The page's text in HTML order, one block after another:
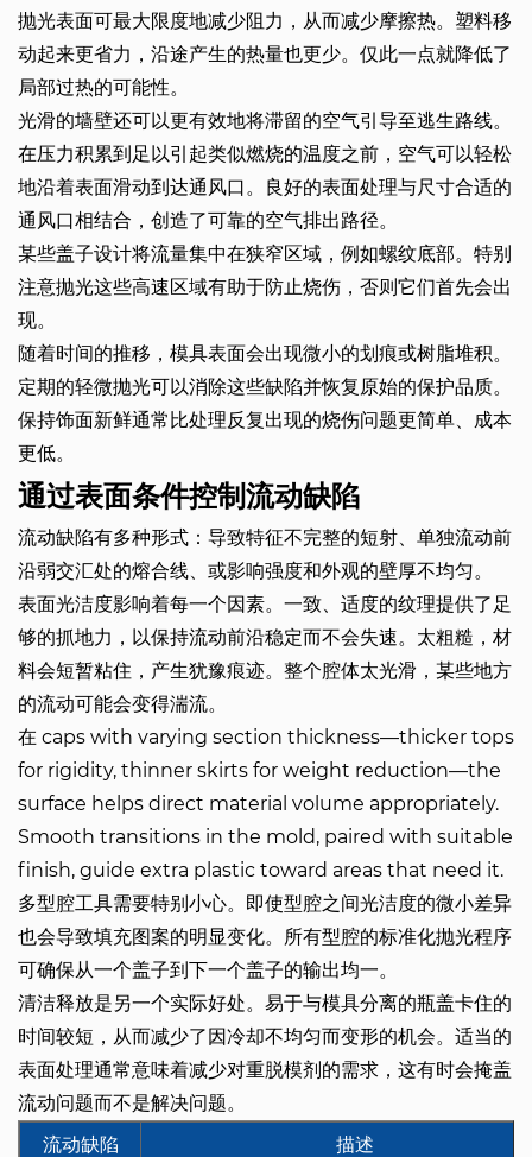
抛光表面可最大限度地减少阻力，从而减少摩擦热。塑料移
动起来更省力，沿途产生的热量也更少。仅此一点就降低了
局部过热的可能性。
光滑的墙壁还可以更有效地将滞留的空气引导至逃生路线。
在压力积累到足以引起类似燃烧的温度之前，空气可以轻松
地沿着表面滑动到达通风口。良好的表面处理与尺寸合适的
通风口相结合，创造了可靠的空气排出路径。
某些盖子设计将流量集中在狭窄区域，例如螺纹底部。特别
注意抛光这些高速区域有助于防止烧伤，否则它们首先会出
现。
随着时间的推移，模​​具表面会出现微小的划痕或树脂堆积。
定期的轻微抛光可以消除这些缺陷并恢复原始的保护品质。
保持饰面新鲜通常比处理反复出现的烧伤问题更简单、成本
更低。
通过表面条件控制流动缺陷
流动缺陷有多种形式：导致特征不完整的短射、单独流动前
沿弱交汇处的熔合线、或影响强度和外观的壁厚不均匀。
表面光洁度影响着每一个因素。一致、适度的纹理提供了足
够的抓地力，以保持流动前沿稳定而不会失速。太粗糙，材
料会短暂粘住，产生犹豫痕迹。整个腔体太光滑，某些地方
的流动可能会变得湍流。
在 caps with varying section thickness—thicker tops
for rigidity, thinner skirts for weight reduction—the
surface helps direct material volume appropriately.
Smooth transitions in the mold, paired with suitable
finish, guide extra plastic toward areas that need it.
多型腔工具需要特别小心。即使型腔之间光洁度的微小差异
也会导致填充图案的明显变化。所有型腔的标准化抛光程序
可确保从一个盖子到下一个盖子的输出均一。
清洁释放是另一个实际好处。易于与模具分离的瓶盖卡住的
时间较短，从而减少了因冷却不均匀而变形的机会。适当的
表面处理通常意味着减少对重脱模剂的需求，这有时会掩盖
流动问题而不是解决问题。
流动缺陷
描述